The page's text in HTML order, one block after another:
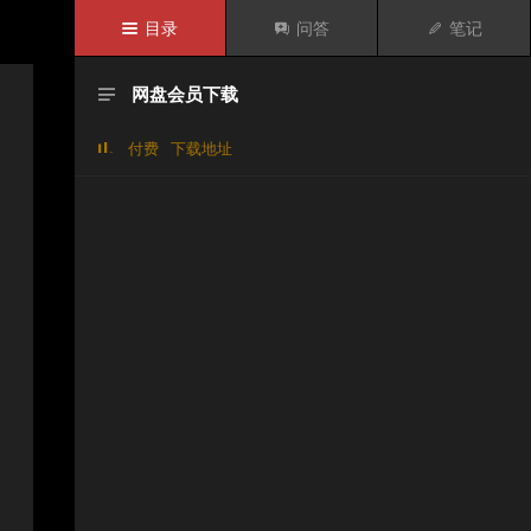
 目录  问答  笔记
 网盘会员下载
付费 下载地址